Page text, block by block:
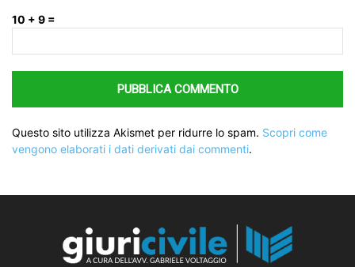
10 + 9 =
Questo sito utilizza Akismet per ridurre lo spam. Scopri come
vengono elaborati i dati derivati dai commenti.